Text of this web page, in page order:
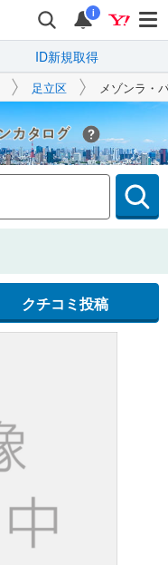
i
ID新規取得
足立区 メゾンラ・
Yahoo!不動産
クチコミ投稿